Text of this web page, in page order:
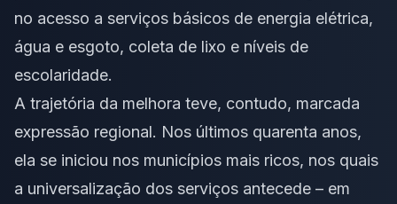
no acesso a serviços básicos de energia elétrica,
água e esgoto, coleta de lixo e níveis de
escolaridade.
A trajetória da melhora teve, contudo, marcada
expressão regional. Nos últimos quarenta anos,
ela se iniciou nos municípios mais ricos, nos quais
a universalização dos serviços antecede – em